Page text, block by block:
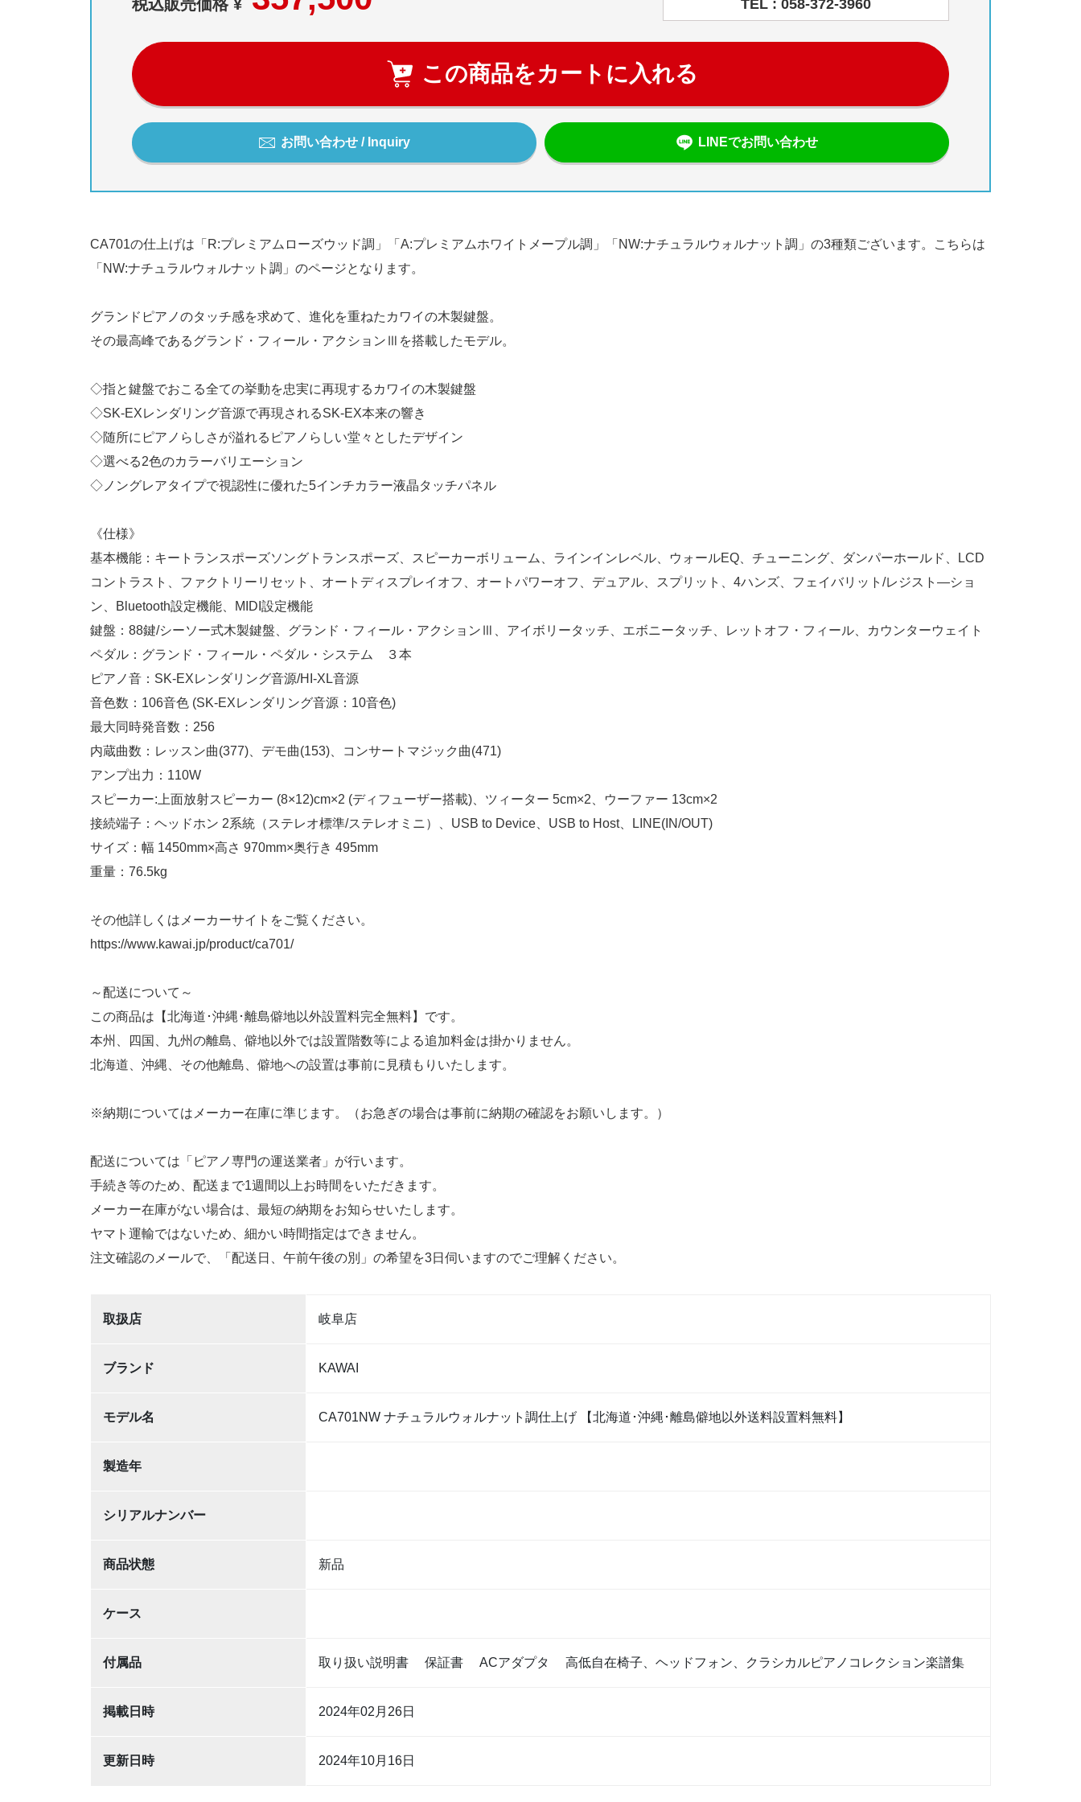
税込販売価格 ¥ TEL : 058-372-3960
この商品をカートに入れる
お問い合わせ / Inquiry LINEでお問い合わせ
CA701の仕上げは「R:プレミアムローズウッド調」「A:プレミアムホワイトメープル調」「NW:ナチュラルウォルナット調」の3種類ございます。こちらは
「NW:ナチュラルウォルナット調」のページとなります。
グランドピアノのタッチ感を求めて、進化を重ねたカワイの木製鍵盤。
その最高峰であるグランド・フィール・アクションⅢを搭載したモデル。
◇指と鍵盤でおこる全ての挙動を忠実に再現するカワイの木製鍵盤
◇SK-EXレンダリング音源で再現されるSK-EX本来の響き
◇随所にピアノらしさが溢れるピアノらしい堂々としたデザイン
◇選べる2色のカラーバリエーション
◇ノングレアタイプで視認性に優れた5インチカラー液晶タッチパネル
《仕様》
基本機能：キートランスポーズソングトランスポーズ、スピーカーボリューム、ラインインレベル、ウォールEQ、チューニング、ダンパーホールド、LCD
コントラスト、ファクトリーリセット、オートディスプレイオフ、オートパワーオフ、デュアル、スプリット、4ハンズ、フェイバリット/レジスト―ショ
ン、Bluetooth設定機能、MIDI設定機能
鍵盤：88鍵/シーソー式木製鍵盤、グランド・フィール・アクションⅢ、アイボリータッチ、エボニータッチ、レットオフ・フィール、カウンターウェイト
ペダル：グランド・フィール・ペダル・システム ３本
ピアノ音：SK-EXレンダリング音源/HI-XL音源
音色数：106音色 (SK-EXレンダリング音源：10音色)
最大同時発音数：256
内蔵曲数：レッスン曲(377)、デモ曲(153)、コンサートマジック曲(471)
アンプ出力：110W
スピーカー:上面放射スピーカー (8×12)cm×2 (ディフューザー搭載)、ツィーター 5cm×2、ウーファー 13cm×2
接続端子：ヘッドホン 2系統（ステレオ標準/ステレオミニ）、USB to Device、USB to Host、LINE(IN/OUT)
サイズ：幅 1450mm×高さ 970mm×奥行き 495mm
重量：76.5kg
その他詳しくはメーカーサイトをご覧ください。
https://www.kawai.jp/product/ca701/
～配送について～
この商品は【北海道･沖縄･離島僻地以外設置料完全無料】です。
本州、四国、九州の離島、僻地以外では設置階数等による追加料金は掛かりません。
北海道、沖縄、その他離島、僻地への設置は事前に見積もりいたします。
※納期についてはメーカー在庫に準じます。（お急ぎの場合は事前に納期の確認をお願いします。）
配送については「ピアノ専門の運送業者」が行います。
手続き等のため、配送まで1週間以上お時間をいただきます。
メーカー在庫がない場合は、最短の納期をお知らせいたします。
ヤマト運輸ではないため、細かい時間指定はできません。
注文確認のメールで、「配送日、午前午後の別」の希望を3日伺いますのでご理解ください。
取扱店 岐阜店
ブランド KAWAI
モデル名 CA701NW ナチュラルウォルナット調仕上げ 【北海道･沖縄･離島僻地以外送料設置料無料】
製造年
シリアルナンバー
商品状態 新品
ケース
付属品 取り扱い説明書 保証書 ACアダプタ 高低自在椅子、ヘッドフォン、クラシカルピアノコレクション楽譜集
掲載日時 2024年02月26日
更新日時 2024年10月16日